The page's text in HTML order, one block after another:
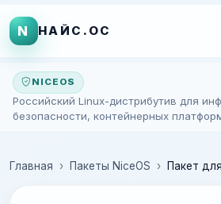
N НАЙС.ОС
NICEOS
Российский Linux-дистрибутив для
безопасности, контейнерных
Главная Пакеты NiceOS Пакет